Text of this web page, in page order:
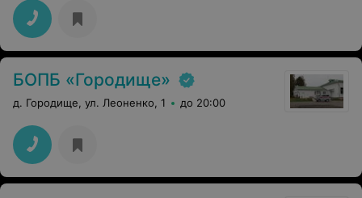
БОПБ «Городище»
д. Городище, ул. Леоненко, 1 до 20:00